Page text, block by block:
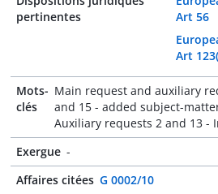
pertinentes
Art 56
Art
Mots-
clés
Main request and auxiliary
and 15 - added subject-
Auxiliary requests 2 and 13 -
Exergue -
Affaires citées G 0002/10